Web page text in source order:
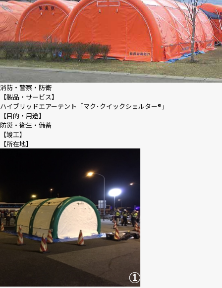
消防・警察・防衛
【製品・サービス】
ハイブリッドエアーテント「マク･クイックシェルター®｣
【目的・用途】
防災・衛生・備蓄
【竣工】
【所在地】